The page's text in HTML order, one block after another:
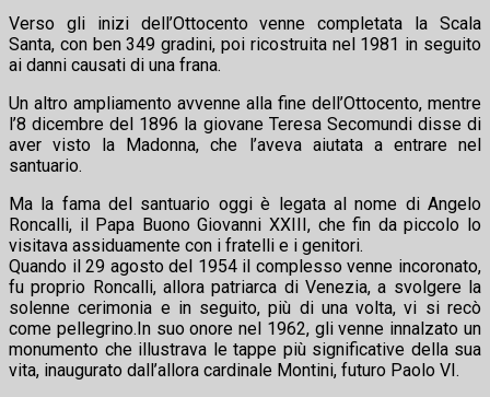
Verso gli inizi dell’Ottocento venne completata la Scala
Santa, con ben 349 gradini, poi ricostruita nel 1981 in seguito
ai danni causati di una frana.
Un altro ampliamento avvenne alla fine dell’Ottocento, mentre
l’8 dicembre del 1896 la giovane Teresa Secomundi disse di
aver visto la Madonna, che l’aveva aiutata a entrare nel
santuario.
Ma la fama del santuario oggi è legata al nome di Angelo
Roncalli, il Papa Buono Giovanni XXIII, che fin da piccolo lo
visitava assiduamente con i fratelli e i genitori.
Quando il 29 agosto del 1954 il complesso venne incoronato,
fu proprio Roncalli, allora patriarca di Venezia, a svolgere la
solenne cerimonia e in seguito, più di una volta, vi si recò
come pellegrino.In suo onore nel 1962, gli venne innalzato un
monumento che illustrava le tappe più significative della sua
vita, inaugurato dall’allora cardinale Montini, futuro Paolo VI.